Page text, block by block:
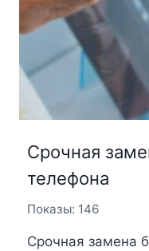
Срочная
телефона
Показы: 146
Срочная замена